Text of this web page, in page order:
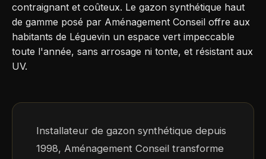
contraignant et coûteux. Le gazon synthétique haut
de gamme posé par Aménagement Conseil offre aux
habitants de Léguevin un espace vert impeccable
toute l'année, sans arrosage ni tonte, et résistant aux
UV.
Installateur de gazon synthétique depuis
1998, Aménagement Conseil transforme